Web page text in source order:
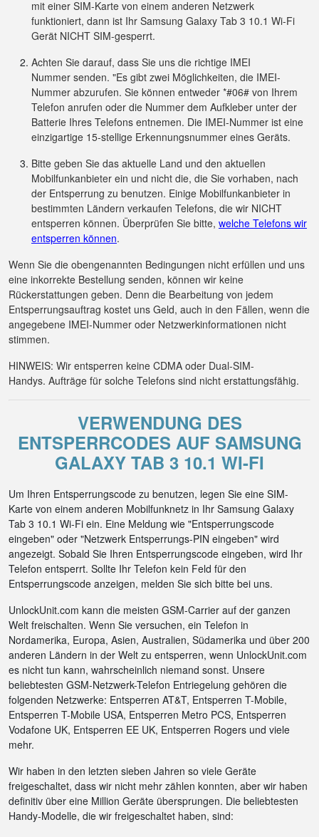
mit einer SIM-Karte von einem anderen Netzwerk
funktioniert, dann ist Ihr Samsung Galaxy Tab 3 10.1 Wi-Fi
Gerät NICHT SIM-gesperrt.
Achten Sie darauf, dass Sie uns die richtige IMEI
Nummer senden. "Es gibt zwei Möglichkeiten, die IMEI-
Nummer abzurufen. Sie können entweder *#06# von Ihrem
Telefon anrufen oder die Nummer dem Aufkleber unter der
Batterie Ihres Telefons entnemen. Die IMEI-Nummer ist eine
einzigartige 15-stellige Erkennungsnummer eines Geräts.
Bitte geben Sie das aktuelle Land und den aktuellen
Mobilfunkanbieter ein und nicht die, die Sie vorhaben, nach
der Entsperrung zu benutzen. Einige Mobilfunkanbieter in
bestimmten Ländern verkaufen Telefons, die wir NICHT
entsperren können. Überprüfen Sie bitte, welche Telefons wir
entsperren können.
Wenn Sie die obengenannten Bedingungen nicht erfüllen und uns
eine inkorrekte Bestellung senden, können wir keine
Rückerstattungen geben. Denn die Bearbeitung von jedem
Entsperrungsauftrag kostet uns Geld, auch in den Fällen, wenn die
angegebene IMEI-Nummer oder Netzwerkinformationen nicht
stimmen.
HINWEIS: Wir entsperren keine CDMA oder Dual-SIM-
Handys. Aufträge für solche Telefons sind nicht erstattungsfähig.
VERWENDUNG DES
ENTSPERRCODES AUF SAMSUNG
GALAXY TAB 3 10.1 WI-FI
Um Ihren Entsperrungscode zu benutzen, legen Sie eine SIM-
Karte von einem anderen Mobilfunknetz in Ihr Samsung Galaxy
Tab 3 10.1 Wi-Fi ein. Eine Meldung wie "Entsperrungscode
eingeben" oder "Netzwerk Entsperrungs-PIN eingeben" wird
angezeigt. Sobald Sie Ihren Entsperrungscode eingeben, wird Ihr
Telefon entsperrt. Sollte Ihr Telefon kein Feld für den
Entsperrungscode anzeigen, melden Sie sich bitte bei uns.
UnlockUnit.com kann die meisten GSM-Carrier auf der ganzen
Welt freischalten. Wenn Sie versuchen, ein Telefon in
Nordamerika, Europa, Asien, Australien, Südamerika und über 200
anderen Ländern in der Welt zu entsperren, wenn UnlockUnit.com
es nicht tun kann, wahrscheinlich niemand sonst. Unsere
beliebtesten GSM-Netzwerk-Telefon Entriegelung gehören die
folgenden Netzwerke: Entsperren AT&T, Entsperren T-Mobile,
Entsperren T-Mobile USA, Entsperren Metro PCS, Entsperren
Vodafone UK, Entsperren EE UK, Entsperren Rogers und viele
mehr.
Wir haben in den letzten sieben Jahren so viele Geräte
freigeschaltet, dass wir nicht mehr zählen konnten, aber wir haben
definitiv über eine Million Geräte übersprungen. Die beliebtesten
Handy-Modelle, die wir freigeschaltet haben, sind: